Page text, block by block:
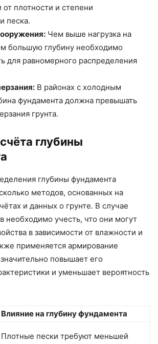
от плотности и степени
песка.
Чем выше нагрузка на
большую глубину необходимо
для равномерного распределения
В районах с холодным
фундамента должна превышать
грунта.
глубины
глубины фундамента
методов, основанных на
и данных о грунте. В случае
необходимо учесть, что они могут
в зависимости от влажности и
применяется армирование
повышает его
и уменьшает вероятность
Влияние на глубину фундамента
Плотные пески требуют меньшей